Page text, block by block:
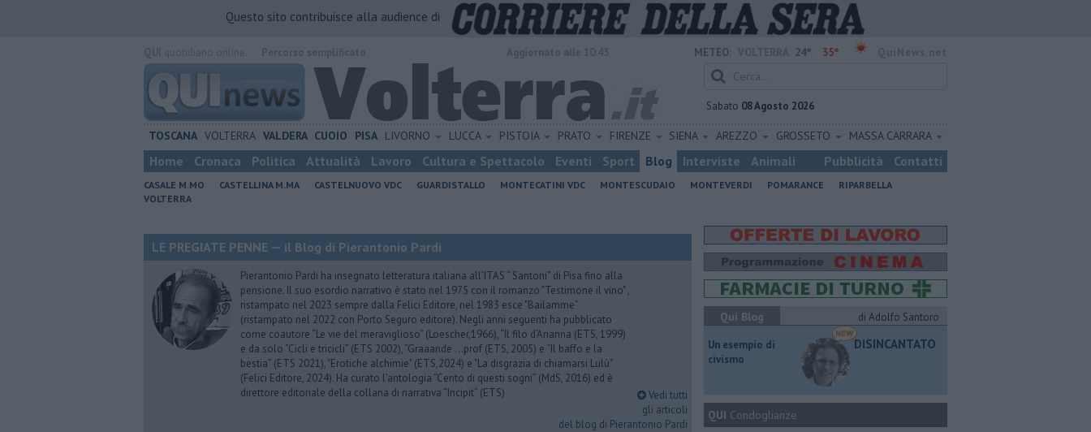
Questo sito contribuisce alla audience di
METEO: 24° 35°
Sabato 08 Agosto 2026
TOSCANA VOLTERRA VALDERA CUOIO PISA LIVORNO LUCCA PISTOIA PRATO FIRENZE SIENA AREZZO GROSSETO MASSA CARRARA
Home Cronaca Politica Attualità Lavoro Cultura e Spettacolo Eventi Sport Blog Interviste Animali Pubblicità Contatti
CASALE M.MO CASTELLINA M.MA CASTELNUOVO VDC GUARDISTALLO MONTECATINI VDC MONTESCUDAIO MONTEVERDI POMARANCE
RIPARBELLA
VOLTERRA
LE PREGIATE PENNE — il Blog di Pierantonio Pardi
Pierantonio Pardi ha insegnato letteratura italiana all’ITAS “ Santoni” di Pisa fino alla
pensione. Il suo esordio narrativo è stato nel 1975 con il romanzo "Testimone il vino" ,
ristampato nel 2023 sempre dalla Felici Editore, nel 1983 esce "Bailamme"
(ristampato nel 2022 con Porto Seguro editore). Negli anni seguenti ha pubblicato
come coautore “Le vie del meraviglioso” (Loescher,1966), “Il filo d’Arianna (ETS, 1999)
e da solo “Cicli e tricicli” (ETS 2002), “Graaande …prof (ETS, 2005) e “Il baffo e la
bestia” (ETS 2021), "Erotiche alchimie" (ETS,2024) e "La disgrazia di chiamarsi Lulù"
(Felici Editore, 2024). Ha curato l’antologia “Cento di questi sogni” (MdS, 2016) ed è
direttore editoriale della collana di narrativa “Incipit” (ETS)
Vedi tutti
gli articoli
del blog di Pierantonio Pardi
Qui Blog
di Adolfo Santoro
​Un esempio di
civismo
DISINCANTATO
QUI Condoglianze